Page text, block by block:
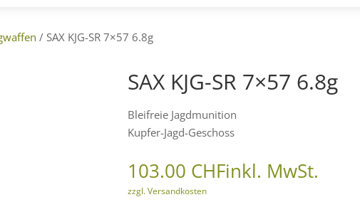
/ SAX KJG-SR 7×57 6.8g
SAX KJG-SR 7×57 6.8g
Bleifreie Jagdmunition
Kupfer-Jagd-Geschoss
103.00 CHFinkl. MwSt.
zzgl. Versandkosten